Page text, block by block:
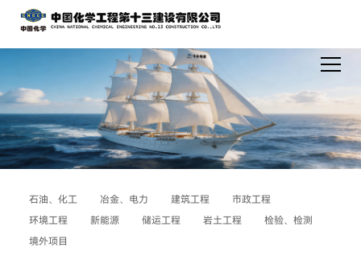
石油、化工 冶金、电力 建筑工程
市政工程
环境工程
新能源 储运工程 岩土工程
检验、检测
境外项目